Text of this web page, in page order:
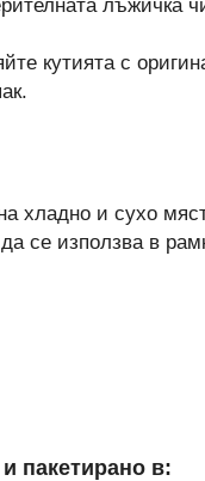
лъжичка
кутията с
хладно и сухо
се използва в
пакетирано в: